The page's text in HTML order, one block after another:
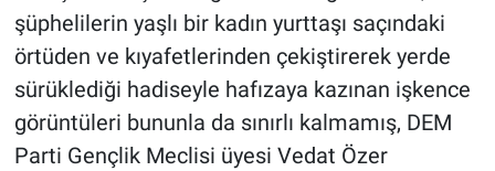
şüphelilerin yaşlı bir kadın yurttaşı saçındaki
örtüden ve kıyafetlerinden çekiştirerek yerde
sürüklediği hadiseyle hafızaya kazınan işkence
görüntüleri bununla da sınırlı kalmamış, DEM
Parti Gençlik Meclisi üyesi Vedat Özer